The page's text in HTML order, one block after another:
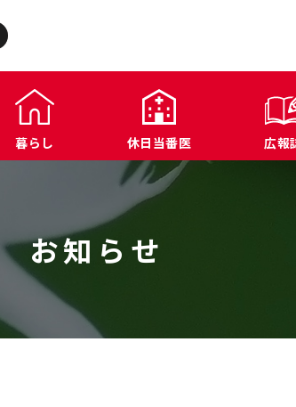
問い合わせ
浅川町オープンデータ
各種公表データ
届出様式ダウンロード
例規集
暮らし
農業関連
商工業関連
休日当番医
広報
お知らせ